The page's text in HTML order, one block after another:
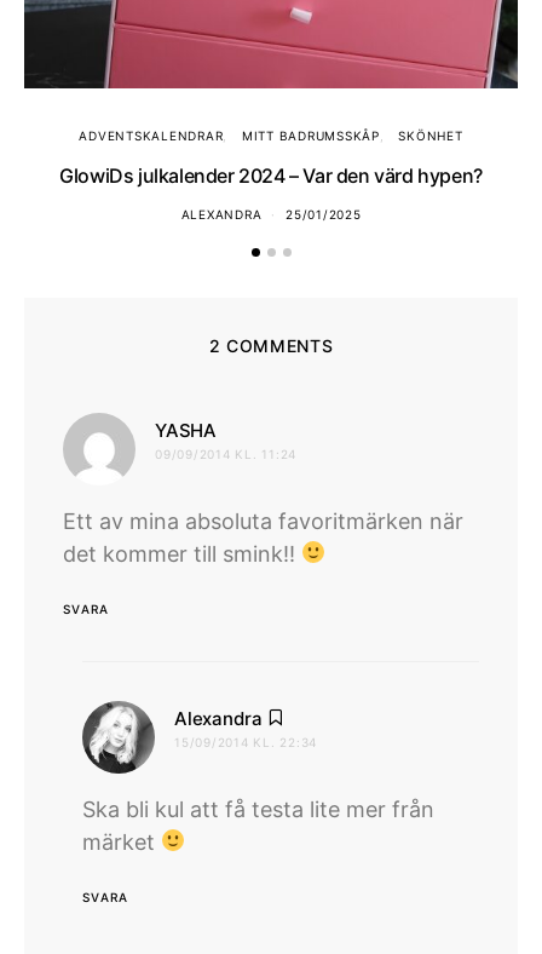
ADVENTSKALENDRAR MITT BADRUMSSKÅP SKÖNHET
GlowiDs julkalender 2024 – Var den värd hypen?
ALEXANDRA 25/01/2025
2 COMMENTS
YASHA
09/09/2014 KL. 11:24
Ett av mina absoluta favoritmärken när
det kommer till smink!!
SVARA
Alexandra
15/09/2014 KL. 22:34
Ska bli kul att få testa lite mer från
märket
SVARA